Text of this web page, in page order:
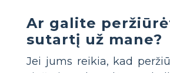
Ar galite
sutartį už mane?
Jei jums reikia, kad